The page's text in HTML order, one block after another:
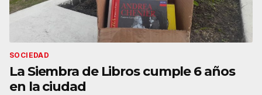
SOCIEDAD
La Siembra de Libros cumple 6 años
en la ciudad